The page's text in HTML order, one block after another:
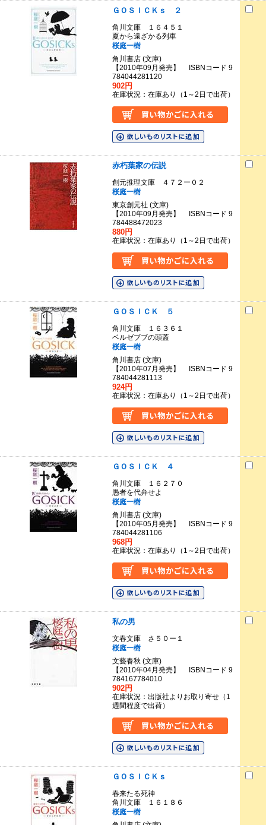
ＧＯＳＩＣＫｓ ２
角川文庫 １６４５１
夏から遠ざかる列車
桜庭一樹
角川書店 (文庫)
【2010年09月発売】 ISBNコード 9
784044281120
902円
在庫状況：在庫あり（1～2日で出荷）
赤朽葉家の伝説
創元推理文庫 ４７２ー０２
桜庭一樹
東京創元社 (文庫)
【2010年09月発売】 ISBNコード 9
784488472023
880円
在庫状況：在庫あり（1～2日で出荷）
ＧＯＳＩＣＫ ５
角川文庫 １６３６１
ベルゼブブの頭蓋
桜庭一樹
角川書店 (文庫)
【2010年07月発売】 ISBNコード 9
784044281113
924円
在庫状況：在庫あり（1～2日で出荷）
ＧＯＳＩＣＫ ４
角川文庫 １６２７０
愚者を代弁せよ
桜庭一樹
角川書店 (文庫)
【2010年05月発売】 ISBNコード 9
784044281106
968円
在庫状況：在庫あり（1～2日で出荷）
私の男
文春文庫 さ５０ー１
桜庭一樹
文藝春秋 (文庫)
【2010年04月発売】 ISBNコード 9
784167784010
902円
在庫状況：出版社よりお取り寄せ（1
週間程度で出荷）
ＧＯＳＩＣＫｓ
春来たる死神
角川文庫 １６１８６
桜庭一樹